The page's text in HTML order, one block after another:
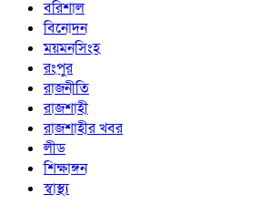
বরিশাল
বিনোদন
ময়মনসিংহ
রংপুর
রাজনীতি
রাজশাহী
রাজশাহীর খবর
লীড
শিক্ষাঙ্গন
স্বাস্থ্য